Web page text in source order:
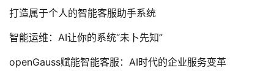
打造属于个人的智能客服助手系统
智能运维：AI让你的系统“未卜先知”
openGauss赋能智能客服：AI时代的企业服务变革